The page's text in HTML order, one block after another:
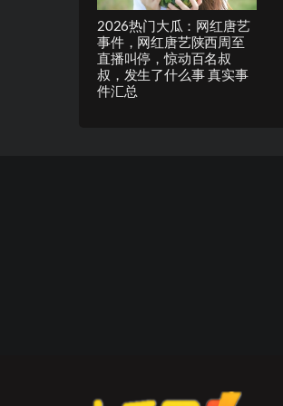
2026热门大瓜：网红唐艺
事件，网红唐艺陕西周至
直播叫停，惊动百名叔
叔，发生了什么事 真实事
件汇总